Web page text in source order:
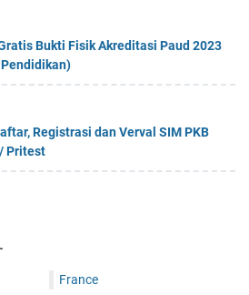
Bukti Fisik Akreditasi Paud 2023
Registrasi dan Verval SIM PKB
Pritest
France